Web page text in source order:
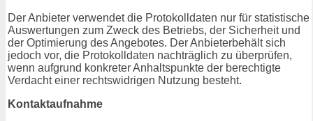
Der Anbieter verwendet die Protokolldaten nur für statistische
Auswertungen zum Zweck des Betriebs, der Sicherheit und
der Optimierung des Angebotes. Der Anbieterbehält sich
jedoch vor, die Protokolldaten nachträglich zu überprüfen,
wenn aufgrund konkreter Anhaltspunkte der berechtigte
Verdacht einer rechtswidrigen Nutzung besteht.
Kontaktaufnahme